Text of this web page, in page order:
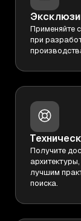
Применяйте
при
Получите
лучшим
поиска.